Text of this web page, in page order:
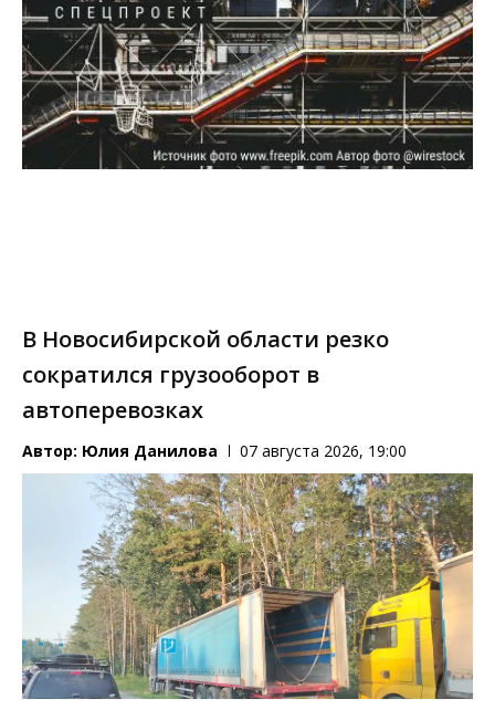
В Новосибирской области резко
сократился грузооборот в
автоперевозках
Автор: Юлия Данилова 07 августа 2026, 19:00